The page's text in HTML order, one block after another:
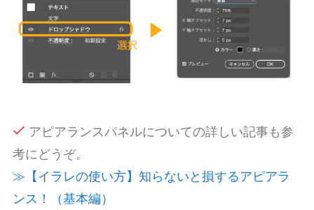
アピアランスパネルについての詳しい記事も参
考にどうぞ。
≫【イラレの使い方】知らないと損するアピアラ
ンス！（基本編）